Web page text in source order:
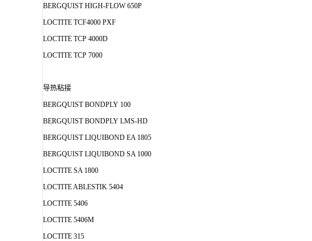
BERGQUIST HIGH-FLOW 650P
LOCTITE TCF4000 PXF
LOCTITE TCP 4000D
LOCTITE TCP 7000
导热粘接
BERGQUIST BONDPLY 100
BERGQUIST BONDPLY LMS-HD
BERGQUIST LIQUIBOND EA 1805
BERGQUIST LIQUIBOND SA 1000
LOCTITE SA 1800
LOCTITE ABLESTIK 5404
LOCTITE 5406
LOCTITE 5406M
LOCTITE 315